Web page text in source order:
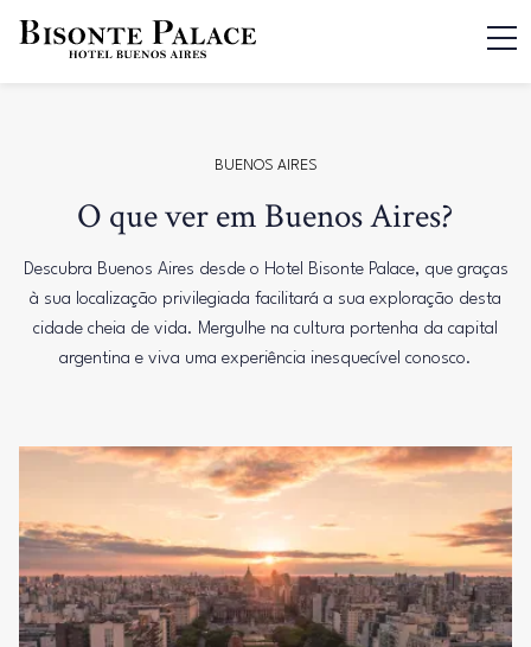
BUENOS AIRES
O que ver em Buenos Aires?
Descubra Buenos Aires desde o Hotel Bisonte Palace, que graças
à sua localização privilegiada facilitará a sua exploração desta
cidade cheia de vida. Mergulhe na cultura portenha da capital
argentina e viva uma experiência inesquecível conosco.